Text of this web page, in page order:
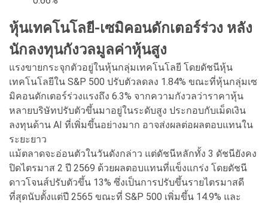
หุ้นเทคโนโลยี-เซมิคอนดักเตอร์ร่วง หลัง
นักลงทุนกังวลมูลค่าหุ้นสูง
แรงขายกระจุกตัวอยู่ในหุ้นกลุ่มเทคโนโลยี โดยดัชนีหุ้น
เทคโนโลยีใน S&P 500 ปรับตัวลดลง 1.84% ขณะที่หุ้นกลุ่มเซ
มิคอนดักเตอร์ร่วงแรงถึง 6.3% จากความกังวลว่าราคาหุ้น
หลายบริษัทปรับตัวขึ้นมาอยู่ในระดับสูง ประกอบกับเม็ดเงิน
ลงทุนด้าน AI ที่เพิ่มขึ้นอย่างมาก อาจส่งผลต่อผลตอบแทนใน
ระยะยาว
แม้ตลาดจะอ่อนตัวในวันดังกล่าว แต่ดัชนีหลักทั้ง 3 ดัชนียังคง
ปิดไตรมาส 2 ปี 2569 ด้วยผลตอบแทนที่แข็งแกร่ง โดยดัชนี
ดาวโจนส์ปรับตัวขึ้น 13% ซึ่งเป็นการปรับขึ้นรายไตรมาสดี
ที่สุดนับตั้งแต่ปี 2565 ขณะที่ S&P 500 เพิ่มขึ้น 14.9% และ